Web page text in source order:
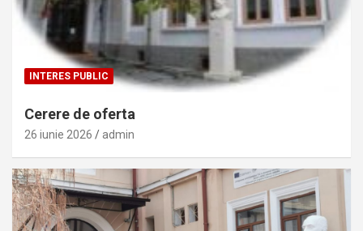
INTERES PUBLIC
Cerere de oferta
26 iunie 2026 admin